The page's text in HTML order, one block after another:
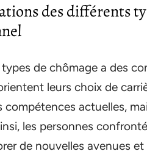
des différents
de chômage a des
leurs choix de
compétences actuelles,
les personnes
de nouvelles avenues